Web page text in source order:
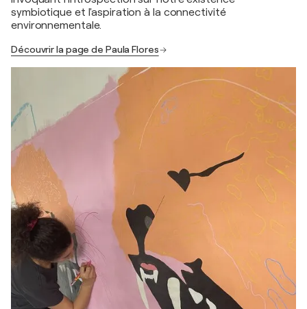
symbiotique et l'aspiration à la connectivité
environnementale.
Découvrir la page de Paula Flores